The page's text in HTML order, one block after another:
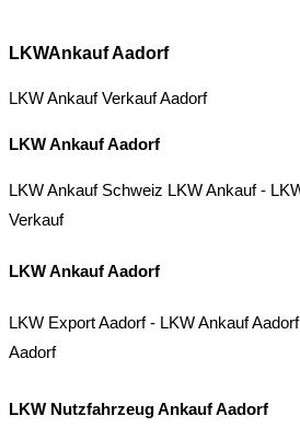
LKWAnkauf Aadorf
LKW Ankauf Verkauf Aadorf
LKW Ankauf Aadorf
LKW Ankauf Schweiz LKW Ankauf-
Verkauf
LKW Ankauf Aadorf
LKW Export Aadorf- LKW Ankauf Aadorf
Aadorf
LKW Nutzfahrzeug Ankauf Aadorf